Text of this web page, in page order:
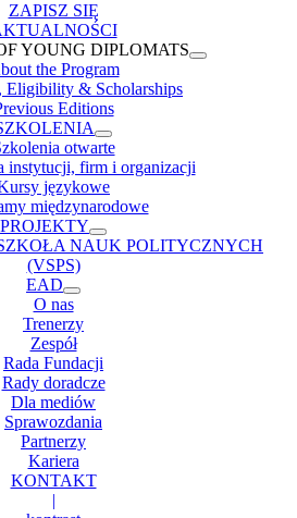
ZAPISZ SIĘ
YOUNG DIPLOMATS
the Program
Eligibility & Scholarships
Editions
otwarte
instytucji, firm i organizacji
językowe
międzynarodowe
PROJEKTY
NAUK POLITYCZNYCH
(VSPS)
EAD
O nas
Trenerzy
Zespół
Rada Fundacji
Rady doradcze
Dla mediów
Sprawozdania
Partnerzy
Kariera
KONTAKT
|